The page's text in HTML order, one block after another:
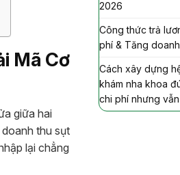
Mã Cơ
giữa hai
thu sụt
lại chẳng
2026
Công thức trả
phí & Tăng
Cách xây dựng
khám nha khoa
chi phí nhưng